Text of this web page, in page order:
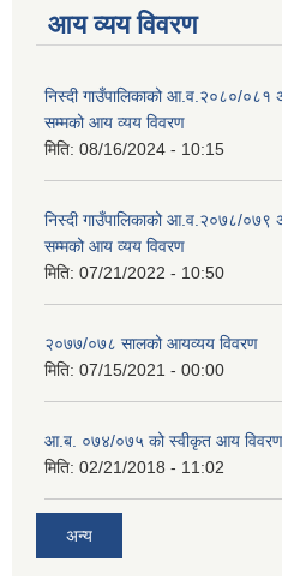
आय व्यय विवरण
निस्दी गाउँपालिकाको आ.व.२०८०/
सम्मको आय व्यय विवरण
मिति: 08/16/2024 - 10:15
निस्दी गाउँपालिकाको आ.व.२०७८/
सम्मको आय व्यय विवरण
मिति: 07/21/2022 - 10:50
२०७७/०७८ सालको आयव्यय विवरण
मिति: 07/15/2021 - 00:00
आ.ब. ०७४/०७५ को स्वीकृत आय
मिति: 02/21/2018 - 11:02
अन्य